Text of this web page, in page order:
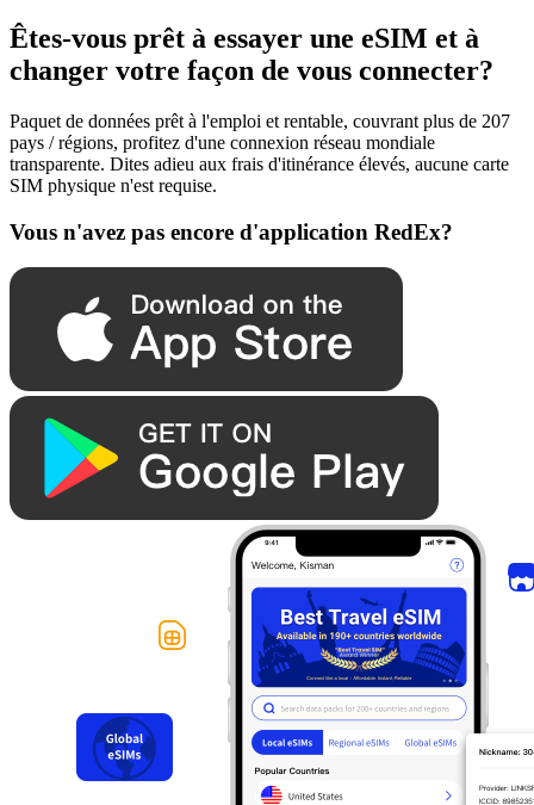
Êtes-vous prêt à essayer une eSIM et à
changer votre façon de vous connecter?
Paquet de données prêt à l'emploi et rentable, couvrant plus de 207
pays / régions, profitez d'une connexion réseau mondiale
transparente. Dites adieu aux frais d'itinérance élevés, aucune carte
SIM physique n'est requise.
Vous n'avez pas encore d'application RedEx?